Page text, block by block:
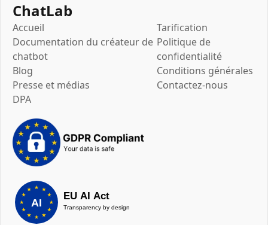
ChatLab
Accueil
Documentation du créateur de
chatbot
Blog
Presse et médias
DPA
Tarification
Politique de
confidentialité
Conditions générales
Contactez-nous